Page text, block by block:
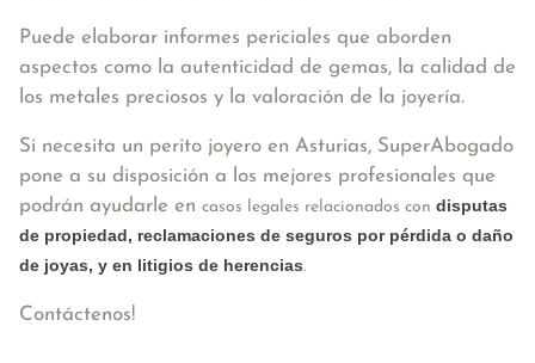
Puede elaborar informes periciales que aborden
aspectos como la autenticidad de gemas, la calidad de
los metales preciosos y la valoración de la joyería.
Si necesita un perito joyero en Asturias, SuperAbogado
pone a su disposición a los mejores profesionales que
podrán ayudarle en casos legales relacionados con disputas
de propiedad, reclamaciones de seguros por pérdida o daño
de joyas, y en litigios de herencias.
Contáctenos!